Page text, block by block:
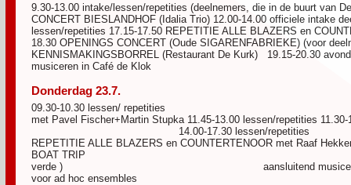
9.30-13.00 intake/lessen/repetities (deelnemers, die in de buurt van
CONCERT BIESLANDHOF (Idalia Trio) 12.00-14.00 officiele intake
lessen/repetities 17.15-17.50 REPETITIE ALLE BLAZERS en
18.30 OPENINGS CONCERT (Oude SIGARENFABRIEKE) (voor
KENNISMAKINGSBORREL (Restaurant De Kurk) 19.15-20.30
musiceren in Café de Klok
Donderdag 23.7.
09.30-10.30 lessen/ repetities 10.45-
met Pavel Fischer+Martin Stupka 11.45-13.00
14.00-17.30 lessen/
REPETITIE ALLE BLAZERS en COUNTERTENOOR met
BOAT TRIP 19.00-20.45
verde ) aansluitend musiceren in Café de
voor ad hoc ensembles